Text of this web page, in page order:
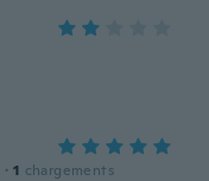
· 1 chargements